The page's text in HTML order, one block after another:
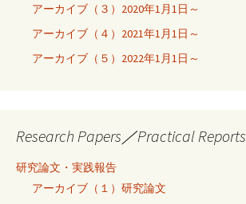
アーカイブ（３）2020年1月1日～
アーカイブ（４）2021年1月1日～
アーカイブ（５）2022年1月1日～
Research Papers／Practical Reports
研究論文・実践報告
アーカイブ（１）研究論文